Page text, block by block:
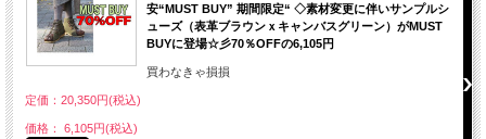
安“MUST BUY” 期間限定“ ◇素材変更に伴いサンプルシ
ューズ（表革ブラウンｘキャンバスグリーン）がMUST
BUYに登場☆彡70％OFFの6,105円
買わなきゃ損損
定価：20,350円(税込)
価格： 6,105円(税込)